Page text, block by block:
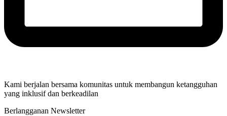
Kami berjalan bersama komunitas untuk membangun ketangguhan
yang inklusif dan berkeadilan
Berlangganan Newsletter